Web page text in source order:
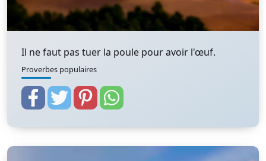
Il ne faut pas tuer la poule pour avoir l'œuf.
Proverbes populaires